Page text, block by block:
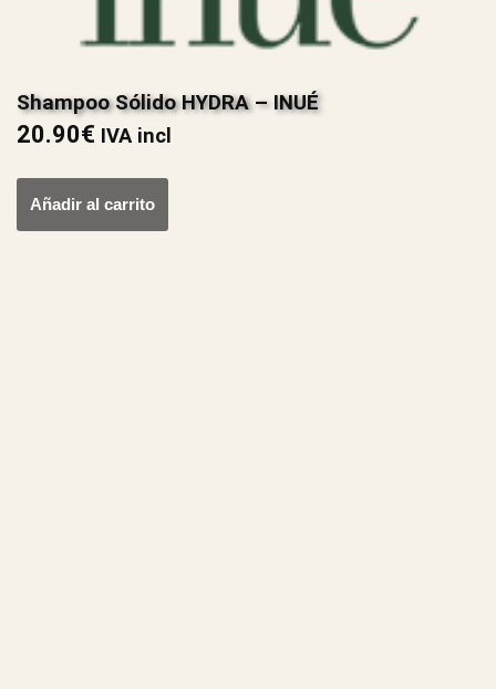
Shampoo Sólido HYDRA – INUÉ
20.90€ IVA incl
Añadir al carrito